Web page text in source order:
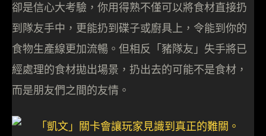
卻是信心大考驗，你用得熟不僅可以將食材直接扔
到隊友手中，更能扔到碟子或廚具上，令能到你的
食物生產線更加流暢。但相反「豬隊友」失手將已
經處理的食材拋出場景，扔出去的可能不是食材，
而是朋友們之間的友情。